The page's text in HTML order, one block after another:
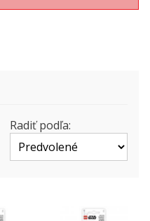
Radiť podľa: